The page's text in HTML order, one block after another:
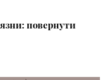
повернути